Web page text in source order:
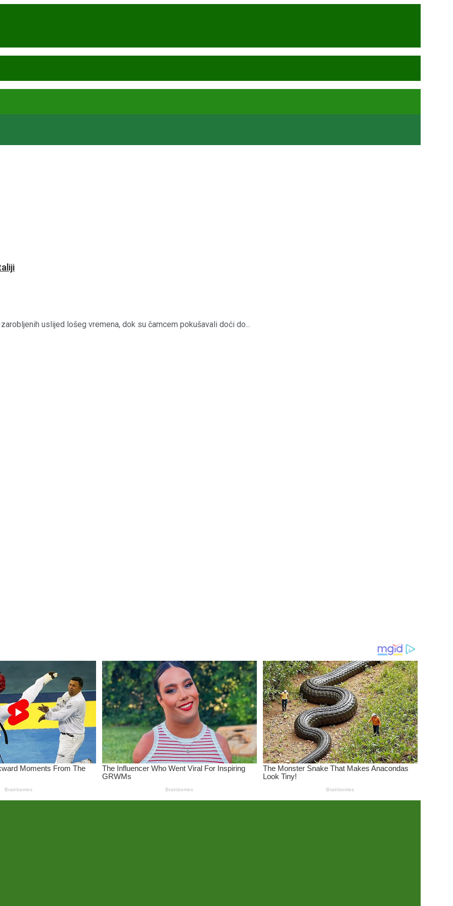
uslijed lošeg vremena, dok su čamcem pokušavali doći do...